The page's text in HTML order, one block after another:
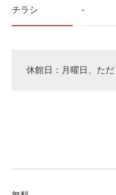
チラシ -
休館日：月曜日、た